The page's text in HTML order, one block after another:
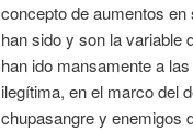
concepto de aumentos
han sido y son la variable
han ido mansamente a
ilegítima, en el marco del
chupasangre y enemigos